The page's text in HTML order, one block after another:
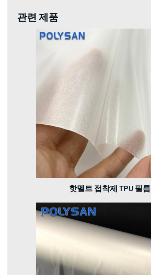
관련 제품
핫멜트 접착제 TPU 필름